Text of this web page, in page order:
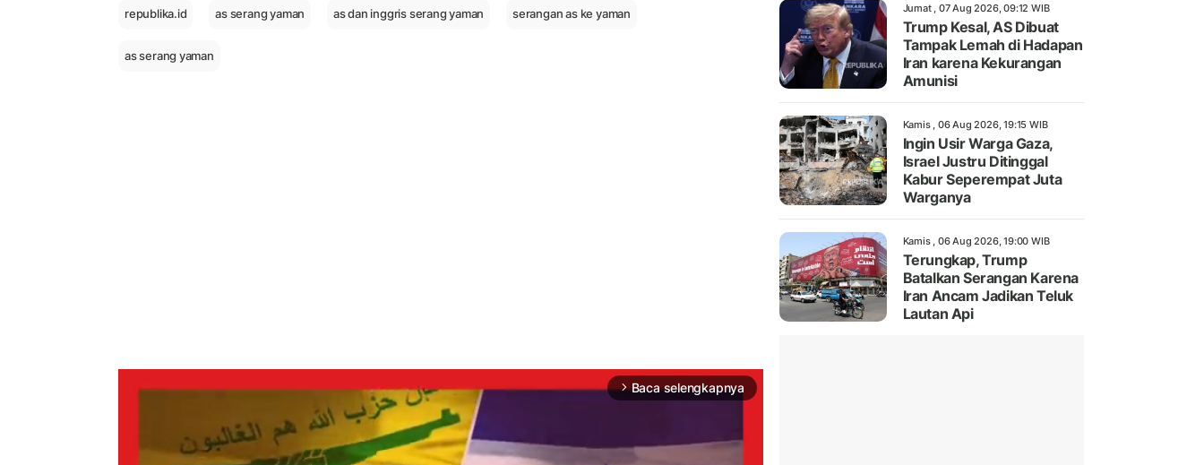
republika.id as serang yaman as dan inggris serang yaman serangan as ke yaman
as serang yaman
arrow_forward_ios Baca selengkapnya
Jumat , 07 Aug 2026, 09:12 WIB
Trump Kesal, AS Dibuat
Tampak Lemah di Hadapan
Iran karena Kekurangan
Amunisi
Kamis , 06 Aug 2026, 19:15 WIB
Ingin Usir Warga Gaza,
Israel Justru Ditinggal
Kabur Seperempat Juta
Warganya
Kamis , 06 Aug 2026, 19:00 WIB
Terungkap, Trump
Batalkan Serangan Karena
Iran Ancam Jadikan Teluk
Lautan Api